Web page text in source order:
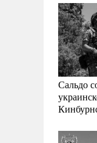
Сальдо